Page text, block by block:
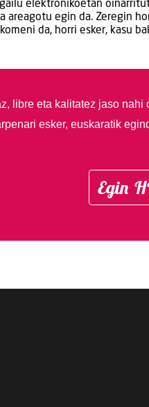
gailu elektronikoetan
areagotu egin da. Zeregin
da, horri esker, kasu
libre eta kalitatez jaso nahi
esker, euskaratik
Egin